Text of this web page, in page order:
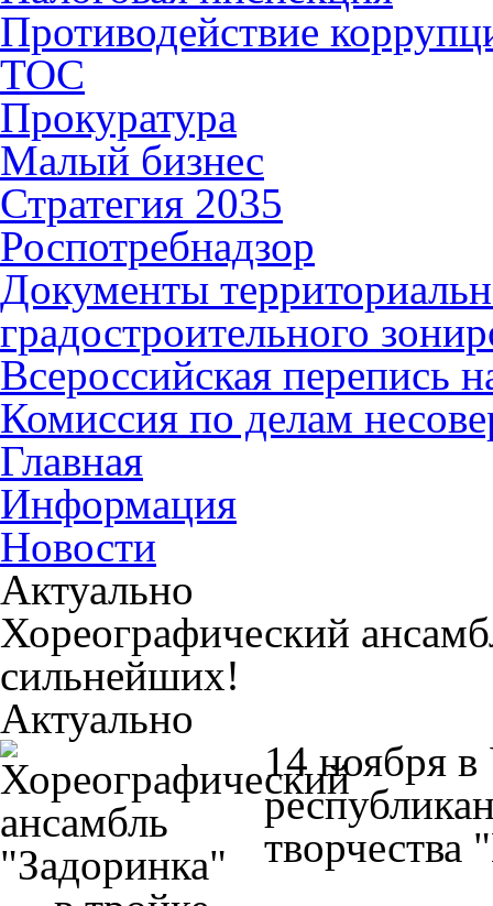
Противодействие
ТОС
Прокуратура
Малый бизнес
Стратегия 2035
Роспотребнадзор
Документы
градостроительного
Всероссийская перепись
Комиссия по делам
Главная
Информация
Новости
Актуально
Хореографический
сильнейших!
Актуально
14 ноября в